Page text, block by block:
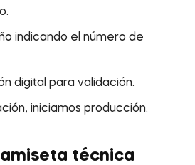
indicando el número de
digital para validación.
iniciamos producción.
técnica